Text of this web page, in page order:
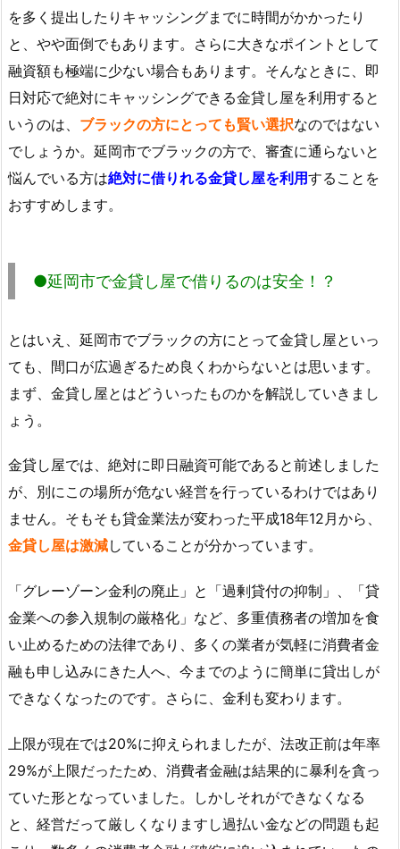
を多く提出したりキャッシングまでに時間がかかったり
と、やや面倒でもあります。さらに大きなポイントとして
融資額も極端に少ない場合もあります。そんなときに、即
日対応で絶対にキャッシングできる金貸し屋を利用すると
いうのは、 ブラックの方にとっても賢い選択なのではない
でしょうか。延岡市でブラックの方で、審査に通らないと
悩んでいる方は絶対に借りれる金貸し屋を利用することを
おすすめします。
●延岡市で金貸し屋で借りるのは安全！？
とはいえ、延岡市でブラックの方にとって金貸し屋といっ
ても、間口が広過ぎるため良くわからないとは思います。
まず、金貸し屋とはどういったものかを解説していきまし
ょう。
金貸し屋では、絶対に即日融資可能であると前述しました
が、別にこの場所が危ない経営を行っているわけではあり
ません。そもそも貸金業法が変わった平成18年12月から、
金貸し屋は激減していることが分かっています。
「グレーゾーン金利の廃止」と「過剰貸付の抑制」、「貸
金業への参入規制の厳格化」など、多重債務者の増加を食
い止めるための法律であり、多くの業者が気軽に消費者金
融も申し込みにきた人へ、今までのように簡単に貸出しが
できなくなったのです。さらに、金利も変わります。
上限が現在では20%に抑えられましたが、法改正前は年率
29%が上限だったため、消費者金融は結果的に暴利を貪っ
ていた形となっていました。しかしそれができなくなる
と、経営だって厳しくなりますし過払い金などの問題も起